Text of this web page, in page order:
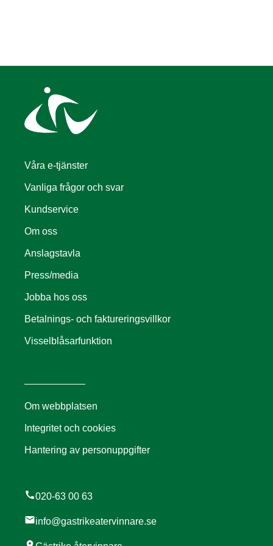
Våra e-tjänster
Vanliga frågor och svar
Kundservice
Om oss
Anslagstavla
Press/media
Jobba hos oss
Betalnings- och faktureringsvillkor
Visselblåsarfunktion
Om webbplatsen
Integritet och cookies
Hantering av personuppgifter
call020-63 00 63
mailinfo@gastrikeatervinnare.se